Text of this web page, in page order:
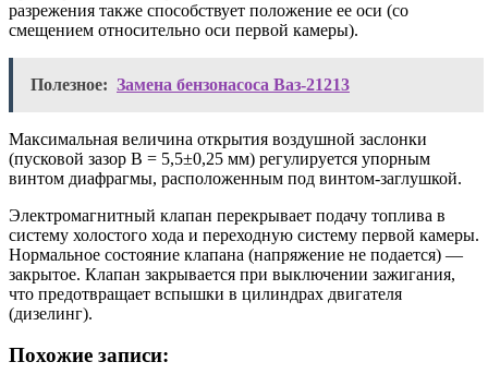
разрежения также способствует положение ее оси (со
смещением относительно оси первой камеры).
Полезное: Замена бензонасоса Ваз-21213
Максимальная величина открытия воздушной заслонки
(пусковой зазор В = 5,5±0,25 мм) регулируется упорным
винтом диафрагмы, расположенным под винтом-заглушкой.
Электромагнитный клапан перекрывает подачу топлива в
систему холостого хода и переходную систему первой камеры.
Нормальное состояние клапана (напряжение не подается) —
закрытое. Клапан закрывается при выключении зажигания,
что предотвращает вспышки в цилиндрах двигателя
(дизелинг).
Похожие записи: